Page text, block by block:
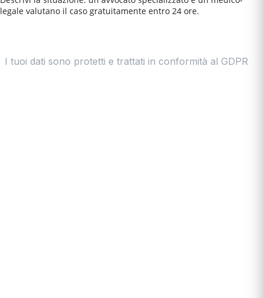
legale valutano il caso gratuitamente entro 24 ore.